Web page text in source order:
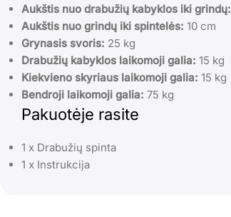
Aukštis nuo drabužių kabyklos iki grindų:
Aukštis nuo grindų iki spintelės: 10 cm
Grynasis svoris: 25 kg
Drabužių kabyklos laikomoji galia: 15 kg
Kiekvieno skyriaus laikomoji galia: 15 kg
Bendroji laikomoji galia: 75 kg
Pakuotėje rasite
1 x Drabužių spinta
1 x Instrukcija